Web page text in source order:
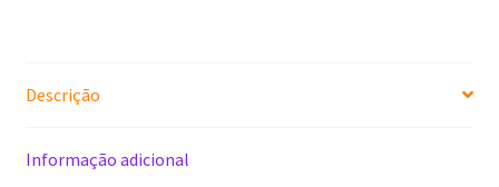
Descrição
Informação adicional